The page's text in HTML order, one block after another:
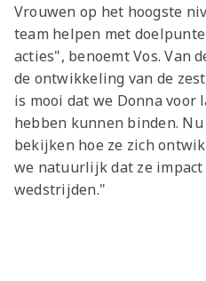
Vrouwen op het hoogste
team helpen met
acties", benoemt Vos. Van
de ontwikkeling van de
is mooi dat we Donna voor
hebben kunnen binden. Nu
bekijken hoe ze zich
we natuurlijk dat ze impact
wedstrijden."